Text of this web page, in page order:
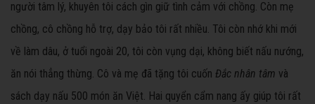
người tâm lý, khuyên tôi cách gìn giữ tình cảm với chồng. Còn mẹ
chồng, cô chồng hỗ trợ, dạy bảo tôi rất nhiều. Tôi còn nhớ khi mới
về làm dâu, ở tuổi ngoài 20, tôi còn vụng dại, không biết nấu nướng,
ăn nói thẳng thừng. Cô và mẹ đã tặng tôi cuốn Đắc nhân tâm và
sách dạy nấu 500 món ăn Việt. Hai quyển cẩm nang ấy giúp tôi rất